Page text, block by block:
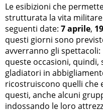
Le esibizioni che
strutturata la vita
seguenti date: 7 aprile,
questi giorni sono
avverranno gli spettacoli:
queste occasioni,
gladiatori in
ricostruiscono quelli che
questi, anche alcuni
indossando le loro